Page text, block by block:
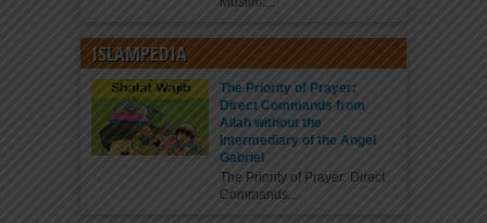
ISLAMPEDIA
The Priority of Prayer:
Direct Commands from
Allah without the
Intermediary of the Angel
Gabriel
The Priority of Prayer: Direct
Commands...